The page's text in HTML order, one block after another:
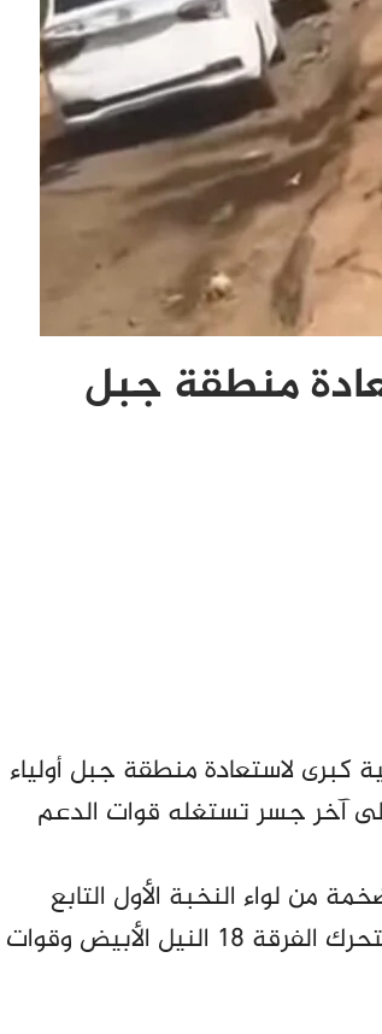
منطقة جبل
لاستعادة منطقة جبل أولياء
آخر جسر تستغله قوات الدعم
لواء النخبة الأول التابع
لجهاز المخابرات العامة إلى جانب متحرك المناقل الغربي ومتحرك الفرقة 18 النيل الأبيض وقوات